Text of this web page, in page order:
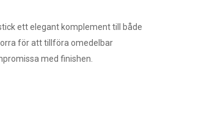
ett elegant komplement till både
för att tillföra omedelbar
med finishen.